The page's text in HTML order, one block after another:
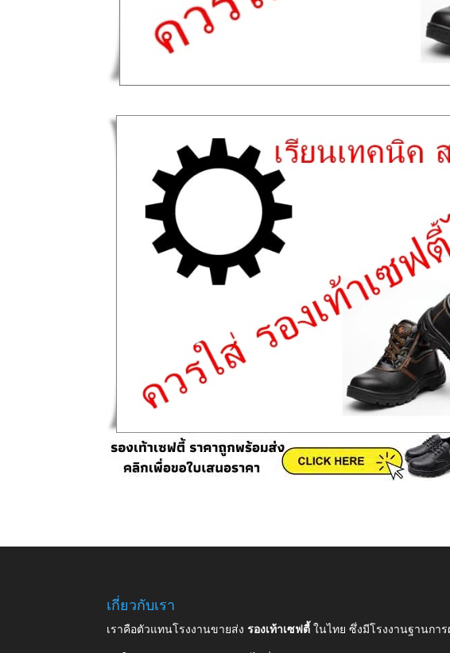
เกี่ยวกับเรา
เราคือตัวแทนโรงงานขายส่งรองเท้าเซฟตี้ในไทย ซึ่งมีโรงงานฐานกา